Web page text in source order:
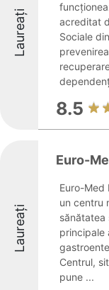
Laureați
acreditat
Sociale
8.5
Laureați
Euro-
Euro-Med
un centru
sănătatea
principale
Centrul,
pune ...